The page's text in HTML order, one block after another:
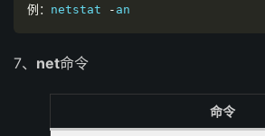
例： netstat - an
7、 net命令
命令